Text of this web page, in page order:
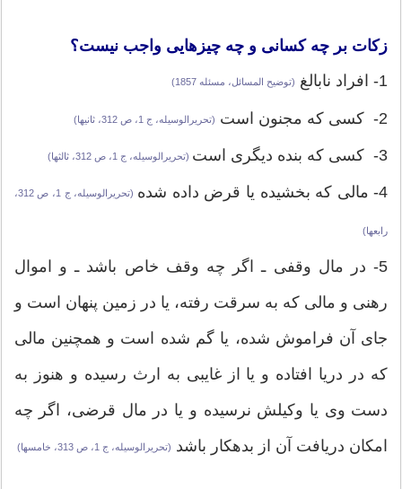
زکات بر چه کسانی و چه چیزهایی واجب نیست؟
1- افراد نابالغ
(توضیح المسائل، مسئله 1857)
2- کسی که مجنون است (تحریرالوسیله، ج 1، ص 312، ثانیها)
3- کسی که بنده دیگری است (تحریرالوسیله، ج 1، ص 312، ثالثها)
4- مالی که بخشیده یا قرض داده شده (تحریرالوسیله، ج 1، ص 312،
رابعها)
5- در مال وقفی ـ اگر چه وقف خاص باشد ـ و اموال
رهنی و مالی که به سرقت رفته، یا در زمین پنهان است و
جای آن فراموش شده، یا گم شده است و همچنین مالی
که در دریا افتاده و یا از غایبی به ارث رسیده و هنوز به
دست وی یا وکیلش نرسیده و یا در مال قرضی، اگر چه
امکان دریافت آن از بدهکار باشد (تحریرالوسیله، ج 1، ص 313، خامسها)